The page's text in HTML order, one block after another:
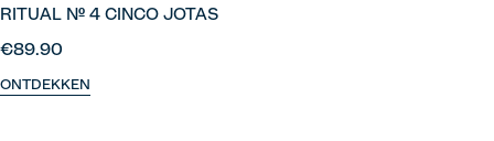
RITUAL Nº 4 CINCO JOTAS
€89.90
ONTDEKKEN